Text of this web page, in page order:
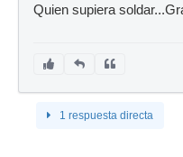
Quien supiera
1 respuesta directa